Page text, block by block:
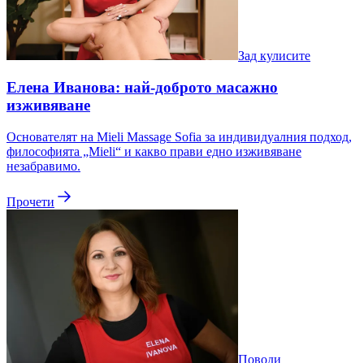
Зад кулисите
Елена Иванова: най-доброто масажно
изживяване
Основателят на Mieli Massage Sofia за индивидуалния подход,
философията „Mieli“ и какво прави едно изживяване
незабравимо.
Прочети
Поводи